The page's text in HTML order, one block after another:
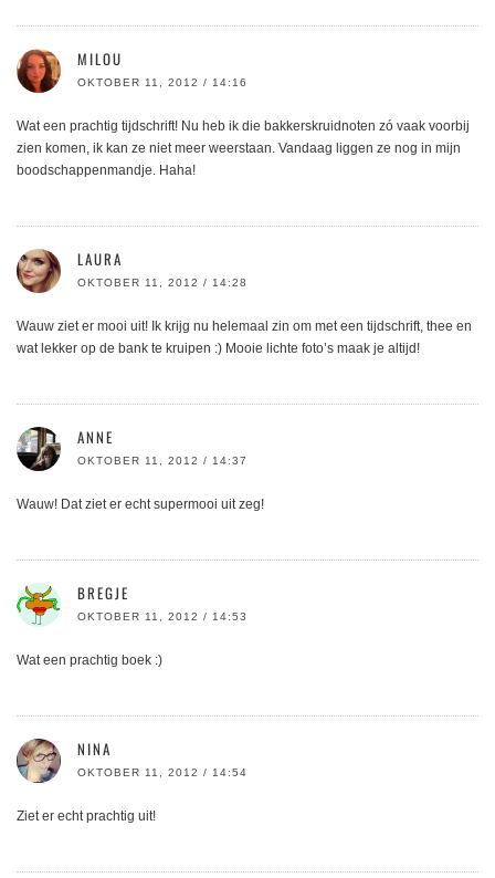
MILOU
OKTOBER 11, 2012 / 14:16
Wat een prachtig tijdschrift! Nu heb ik die bakkerskruidnoten zó vaak voorbij
zien komen, ik kan ze niet meer weerstaan. Vandaag liggen ze nog in mijn
boodschappenmandje. Haha!
LAURA
OKTOBER 11, 2012 / 14:28
Wauw ziet er mooi uit! Ik krijg nu helemaal zin om met een tijdschrift, thee en
wat lekker op de bank te kruipen :) Mooie lichte foto’s maak je altijd!
ANNE
OKTOBER 11, 2012 / 14:37
Wauw! Dat ziet er echt supermooi uit zeg!
BREGJE
OKTOBER 11, 2012 / 14:53
Wat een prachtig boek :)
NINA
OKTOBER 11, 2012 / 14:54
Ziet er echt prachtig uit!